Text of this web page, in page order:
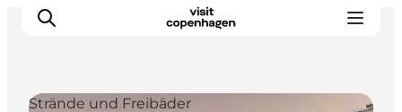
Strände und Freibäder